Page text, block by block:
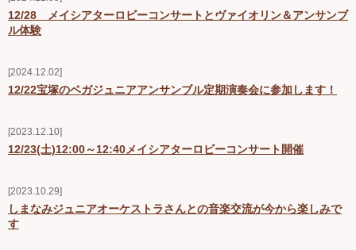
アーカイブ
Ｑ＆Ａ
ジュニアオケブログ
12/28 メイシアターロビーコンサートとヴァイオリン＆アンサンブ
ル体験
2024.12.02
12/22宝塚のベガジュニアアンサンブル定期演奏会に参加します！
2023.12.10
12/23(土)12:00～12:40メイシアターロビーコンサート開催
2023.10.29
しまなみジュニアオーケストラさんとの音楽交流が今から楽しみで
す